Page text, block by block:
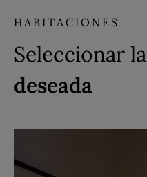
HABITACIONES
Seleccionar la
deseada